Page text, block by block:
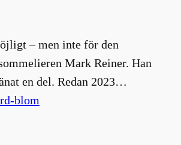
– men inte för den
Mark Reiner. Han
en del. Redan 2023…